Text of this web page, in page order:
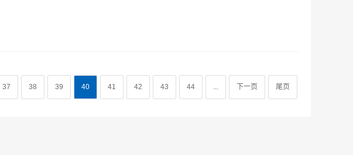
37 38 39 40 41 42 43 44 下一页 尾页